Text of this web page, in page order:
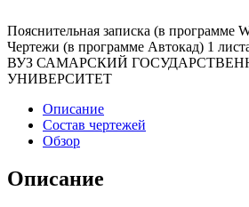
Пояснительная записка (в программе
Чертежи (в программе Автокад) 1
ВУЗ САМАРСКИЙ
УНИВЕРСИТЕТ
Описание
Состав чертежей
Обзор
Описание